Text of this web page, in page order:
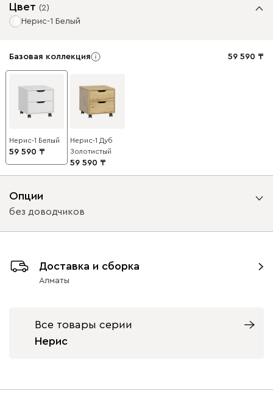
Цвет (2)
Нерис-1 Белый
Базовая коллекция 59 590
Нерис-1 Белый
59 590
Нерис-1 Дуб
Золотистый
59 590
Опции
без доводчиков
с доводчиками без доводчиков
Доставка и сборка
Алматы
Все товары серии
Нерис